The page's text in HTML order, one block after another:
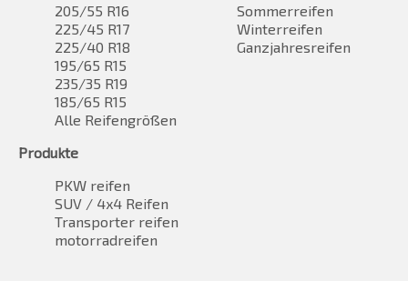
205/55 R16
225/45 R17
225/40 R18
195/65 R15
235/35 R19
185/65 R15
Alle Reifengrößen
Sommerreifen
Winterreifen
Ganzjahresreifen
Produkte
PKW reifen
SUV / 4x4 Reifen
Transporter reifen
motorradreifen